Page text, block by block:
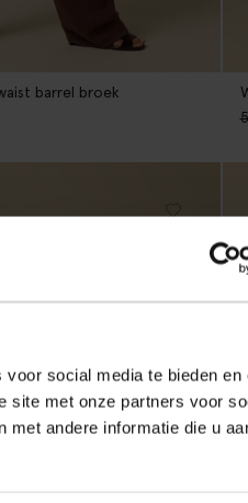
social media te bieden en
site met onze partners voor
met andere informatie die u
barrel broek